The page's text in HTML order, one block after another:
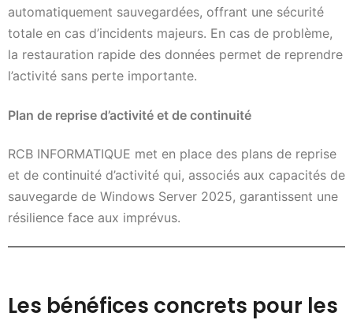
automatiquement sauvegardées, offrant une sécurité
totale en cas d’incidents majeurs. En cas de problème,
la restauration rapide des données permet de reprendre
l’activité sans perte importante.
Plan de reprise d’activité et de continuité
RCB INFORMATIQUE met en place des plans de reprise
et de continuité d’activité qui, associés aux capacités de
sauvegarde de Windows Server 2025, garantissent une
résilience face aux imprévus.
Les bénéfices concrets pour les